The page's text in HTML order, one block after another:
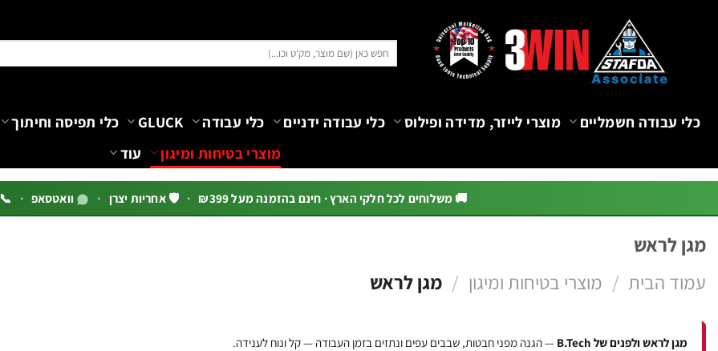
כלי עבודה חשמליים מוצרי לייזר, מדידה ופילוס כלי עבודה ידניים כלי עבודה GLUCK כלי תפיסה וחיתוך
מוצרי בטיחות ומיגון
עוד
🚚 משלוחים לכל חלקי הארץ · חינם בהזמנה מעל ₪399 · 🛡️ אחריות יצרן · וואטסאפ · 📞 03-5444144 שלוחה 1
מגן לראש
עמוד הבית / מוצרי בטיחות ומיגון / מגן לראש
מגן לראש ולפנים של B.Tech — הגנה מפני חבטות, שבבים עפים ונתזים בזמן העבודה — קל ונוח לענידה.